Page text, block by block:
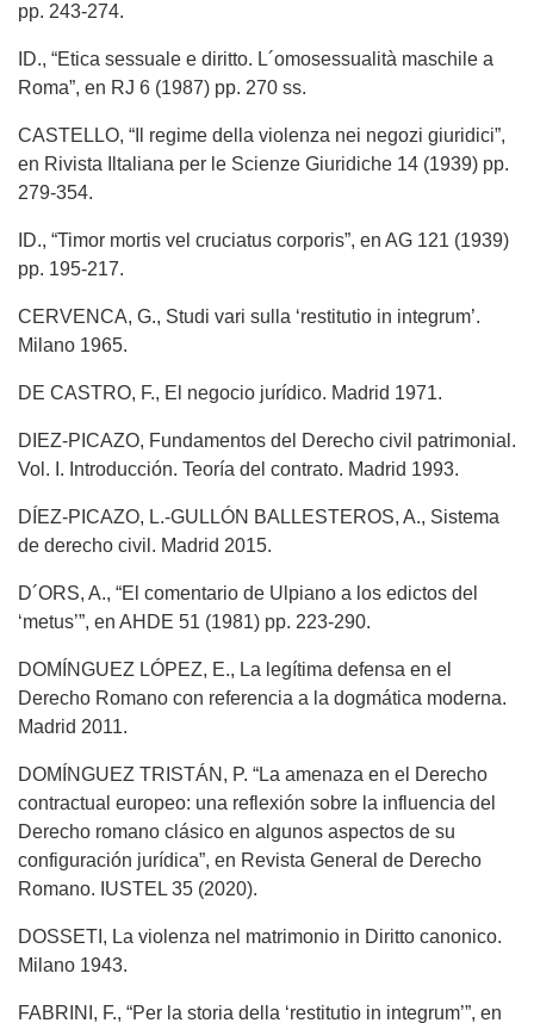
pp. 243-274.
ID., “Etica sessuale e diritto. L´omosessualità maschile a
Roma”, en RJ 6 (1987) pp. 270 ss.
CASTELLO, “Il regime della violenza nei negozi giuridici”,
en Rivista Iltaliana per le Scienze Giuridiche 14 (1939) pp.
279-354.
ID., “Timor mortis vel cruciatus corporis”, en AG 121 (1939)
pp. 195-217.
CERVENCA, G., Studi vari sulla ‘restitutio in integrum’.
Milano 1965.
DE CASTRO, F., El negocio jurídico. Madrid 1971.
DIEZ-PICAZO, Fundamentos del Derecho civil patrimonial.
Vol. I. Introducción. Teoría del contrato. Madrid 1993.
DÍEZ-PICAZO, L.-GULLÓN BALLESTEROS, A., Sistema
de derecho civil. Madrid 2015.
D´ORS, A., “El comentario de Ulpiano a los edictos del
‘metus’”, en AHDE 51 (1981) pp. 223-290.
DOMÍNGUEZ LÓPEZ, E., La legítima defensa en el
Derecho Romano con referencia a la dogmática moderna.
Madrid 2011.
DOMÍNGUEZ TRISTÁN, P. “La amenaza en el Derecho
contractual europeo: una reflexión sobre la influencia del
Derecho romano clásico en algunos aspectos de su
configuración jurídica”, en Revista General de Derecho
Romano. IUSTEL 35 (2020).
DOSSETI, La violenza nel matrimonio in Diritto canonico.
Milano 1943.
FABRINI, F., “Per la storia della ‘restitutio in integrum’”, en